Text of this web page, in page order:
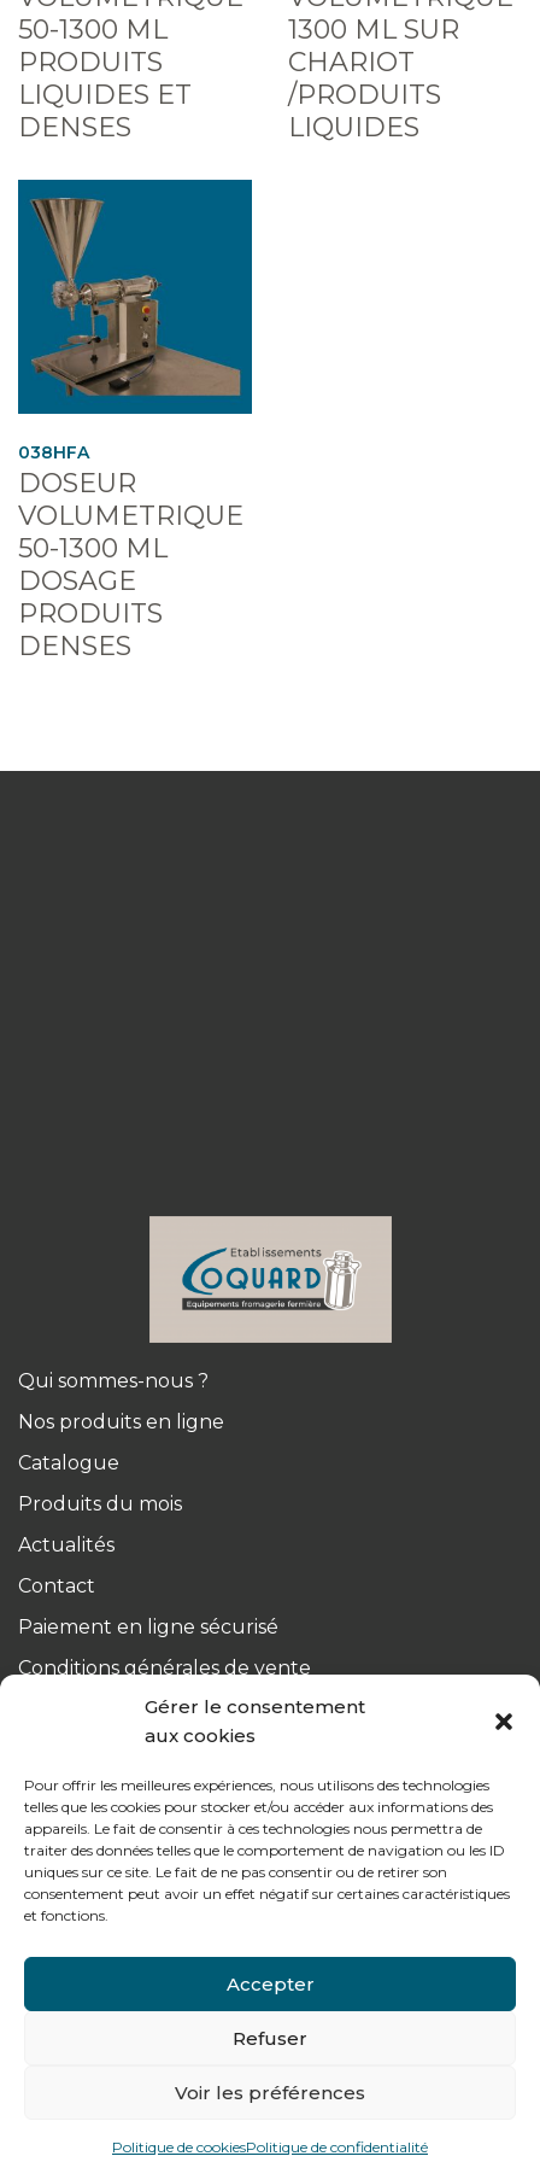
Gérer le consentement
aux cookies
Pour offrir les meilleures expériences, nous utilisons des technologies
telles que les cookies pour stocker et/ou accéder aux informations des
appareils. Le fait de consentir à ces technologies nous permettra de
traiter des données telles que le comportement de navigation ou les ID
uniques sur ce site. Le fait de ne pas consentir ou de retirer son
consentement peut avoir un effet négatif sur certaines caractéristiques
et fonctions.
Accepter
Refuser
Voir les préférences
Politique de cookiesPolitique de confidentialité
50-1300 ML
PRODUITS
LIQUIDES ET
DENSES
1300 ML SUR
CHARIOT
/PRODUITS
LIQUIDES
038HFA
DOSEUR
VOLUMETRIQUE
50-1300 ML
DOSAGE
PRODUITS
DENSES
Qui sommes-nous ?
Nos produits en ligne
Catalogue
Produits du mois
Actualités
Contact
Paiement en ligne sécurisé
Conditions générales de vente
Du lundi au jeudi :
de 8h à 12h30 et de 13h30 à 17h20
Le vendredi :
de 8h à 12h30 et de 13h30 à 16h
Notre gamme pour les particuliers
Tél : + 33 (0)4 74 62 81 44